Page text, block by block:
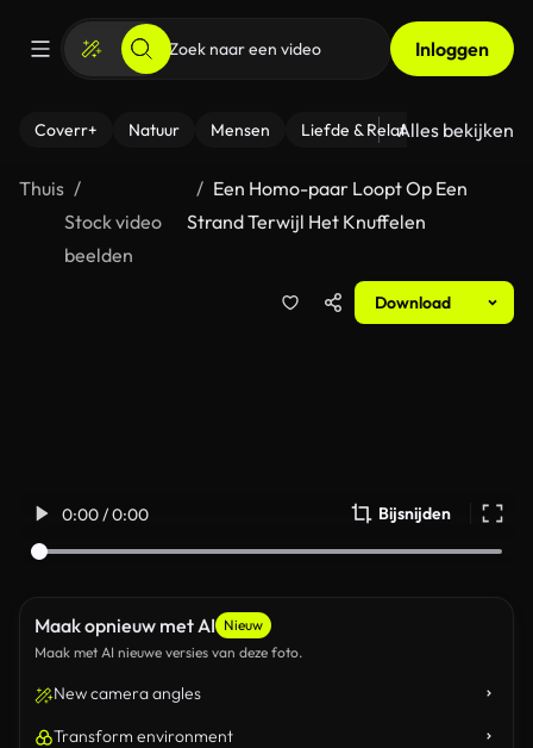
Inloggen
Coverr+ Natuur Mensen Liefde & Relaties - Fitness
Alles bekijken
Thuis
Stock video
beelden
Een Homo-paar Loopt Op Een
Strand Terwijl Het Knuffelen
Download
0:00 / 0:00 Bijsnijden
Maak opnieuw met AI Nieuw
Maak met AI nieuwe versies van deze foto.
New camera angles
Transform environment